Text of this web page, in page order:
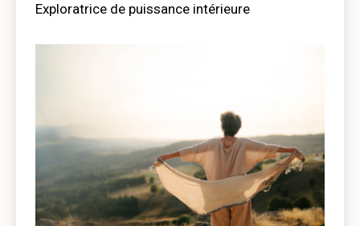
Exploratrice de puissance intérieure